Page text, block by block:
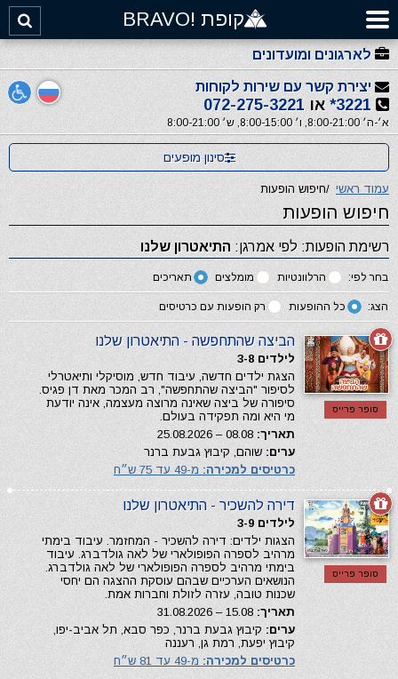
קופת !BRAVO
לארגונים ומועדונים
יצירת קשר עם שירות לקוחות
3221* או 072-275-3221
א׳-ה׳ 8:00-21:00, ו׳ 8:00-15:00, ש׳ 8:00-21:00
סינון מופעים
עמוד ראשי /חיפוש הופעות
חיפוש הופעות
רשימת הופעות: לפי אמרגן: התיאטרון שלנו
בחר לפי: הרלוונטיות מומלצים תאריכים
הצג: כל ההופעות רק הופעות עם כרטיסים
סופר פרייס
הביצה שהתחפשה - התיאטרון שלנו
לילדים 3-8
הצגת ילדים חדשה, עיבוד חדש, מוסיקלי ותיאטרלי
לסיפור "הביצה שהתחפשה", רב המכר מאת דן פגיס.
סיפורה של ביצה שאינה מרוצה מעצמה, אינה יודעת
מי היא ומה תפקידה בעולם.
תאריך:
ערים: שוהם, קיבוץ גבעת ברנר
כרטיסים למכירה: מ-49 עד 75 ש״ח
סופר פרייס
דירה להשכיר - התיאטרון שלנו
לילדים 3-9
הצגות ילדים: דירה להשכיר - המחזמר. עיבוד בימתי
מרהיב לספרה הפופולארי של לאה גולדברג. עיבוד
בימתי מרהיב לספרה הפופולארי של לאה גולדברג.
הנושאים הערכיים שבהם עוסקת ההצגה הם יחסי
שכנות טובה, עזרה לזולת וחברות אמת.
תאריך:
ערים: קיבוץ גבעת ברנר, כפר סבא, תל אביב-יפו,
קיבוץ יפעת, רמת גן, רעננה
כרטיסים למכירה: מ-49 עד 81 ש״ח